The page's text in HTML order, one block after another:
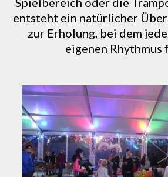
entsteht ein natürlicher
zur Erholung, bei dem
eigenen Rhythmus